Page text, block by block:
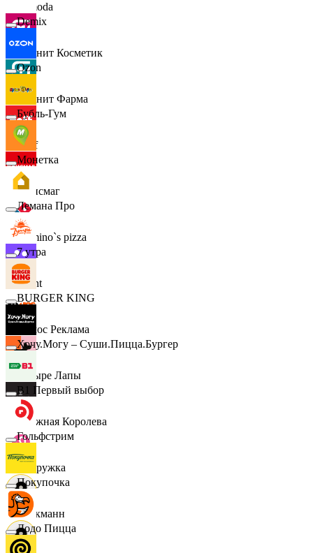
Lamoda
Магнит Косметик
Магнит Фарма
Hoff
Офисмаг
Domino`s pizza
Urent
Эдмос Реклама
Четыре Лапы
Снежная Королева
Подружка
Стокманн
Demix
Ozon
Бубль-Гум
Монетка
Лемана Про
7 утра
BURGER KING
Хочу.Могу – Суши.Пицца.Бургер
B1 Первый выбор
Гольфстрим
Покупочка
Додо Пицца